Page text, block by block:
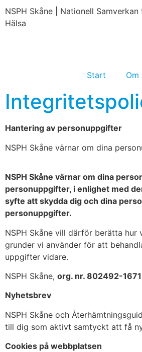
NSPH Skåne | Nationell
Hälsa
Start Om
Hantering av personuppgifter
NSPH Skåne värnar om dina
NSPH Skåne värnar om dina
personuppgifter, i enlighet med
syfte att skydda dig och dina
personuppgifter.
NSPH Skåne vill därför berätta
grunder vi använder för att
uppgifter vidare.
NSPH Skåne, org. nr. 802492-1671
Nyhetsbrev
NSPH Skåne och
till dig som aktivt samtyckt att få
Cookies på webbplatsen